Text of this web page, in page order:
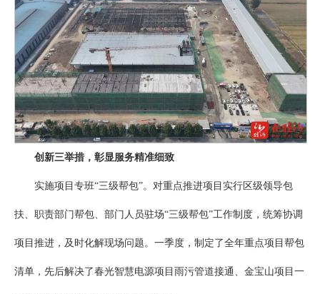
创新三举措，彰显服务精准细致
实施项目专班“三级帮包”。对重点推进项目实行区级领导包
扶、职责部门帮包、部门人员驻场“三级帮包”工作制度，统筹协调
项目推进，及时化解现场问题。一季度，制定了全年重点项目帮包
清单，先后解决了春光智慧电源项目雨污管道接通、金宝山项目一